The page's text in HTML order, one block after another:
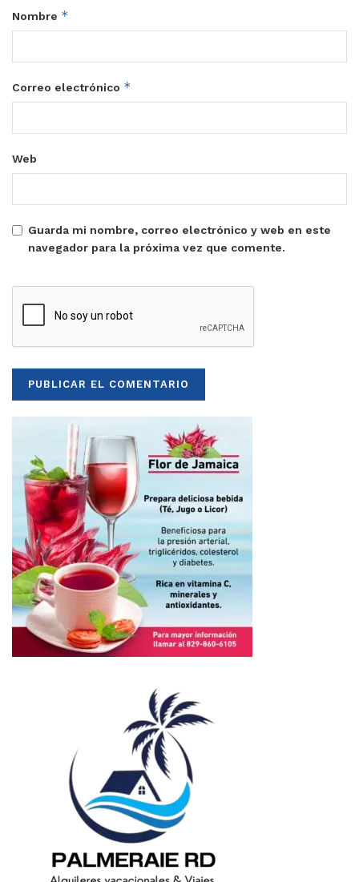
Nombre *
Correo electrónico *
Web
Guarda mi nombre, correo electrónico y web en este
navegador para la próxima vez que comente.